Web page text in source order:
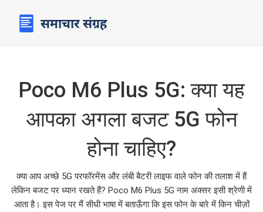
Poco M6 Plus 5G: क्या यह
आपका अगला बजट 5G फोन
होना चाहिए?
क्या आप अच्छे 5G परफॉरमेंस और लंबी बैटरी लाइफ वाले फोन की तलाश में हैं
लेकिन बजट पर ध्यान रखते हैं? Poco M6 Plus 5G नाम अक्सर इसी श्रेणी में
आता है। इस पेज पर मैं सीधी भाषा में बताऊँगा कि इस फोन के बारे में किन चीज़ों